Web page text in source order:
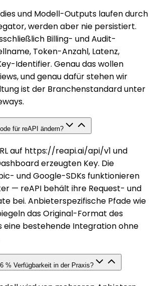
und Modell-Outputs laufen durch
werden aber nie persistiert.
Billing- und Audit-
Token-Anzahl, Latenz,
Identifier. Genau das wollen
und genau dafür stehen wir
ist der Branchenstandard unter
für reAPI ändern?
auf https://reapi.ai/api/v1 und
erzeugten Key. Die
und Google-SDKs funktionieren
— reAPI behält ihre Request- und
bei. Anbieterspezifische Pfade wie
das Original-Format des
eine bestehende Integration ohne
% Verfügbarkeit in der Praxis?